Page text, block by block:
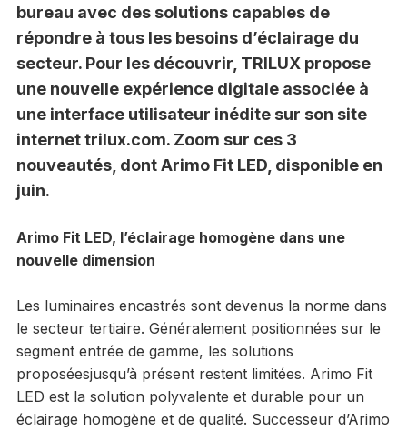
bureau avec des solutions capables de
répondre à tous les besoins d’éclairage du
secteur. Pour les découvrir, TRILUX propose
une nouvelle expérience digitale associée à
une interface utilisateur inédite sur son site
internet trilux.com. Zoom sur ces 3
nouveautés, dont Arimo Fit LED, disponible en
juin.
Arimo Fit LED, l’éclairage homogène dans une
nouvelle dimension
Les luminaires encastrés sont devenus la norme dans
le secteur tertiaire. Généralement positionnées sur le
segment entrée de gamme, les solutions
proposéesjusqu’à présent restent limitées. Arimo Fit
LED est la solution polyvalente et durable pour un
éclairage homogène et de qualité. Successeur d’Arimo